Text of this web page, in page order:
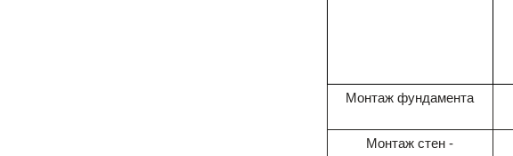
Монтаж фундамента
Монтаж стен -